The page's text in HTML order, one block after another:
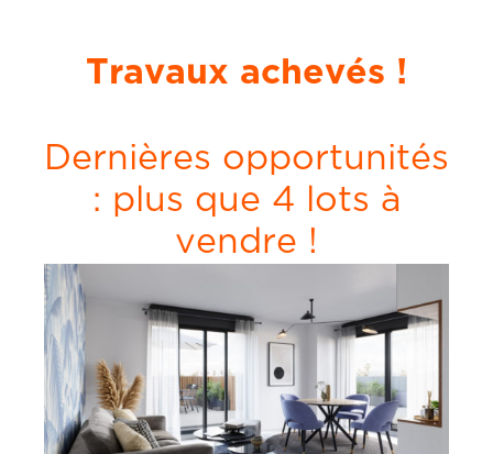
Travaux achevés !
Dernières opportunités
: plus que 4 lots à
vendre !